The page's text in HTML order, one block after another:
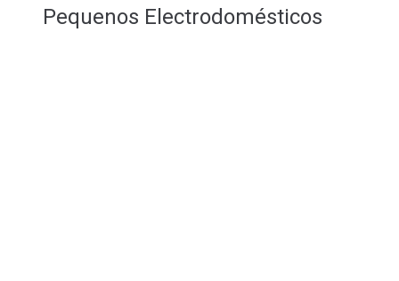
Pequenos Electrodomésticos